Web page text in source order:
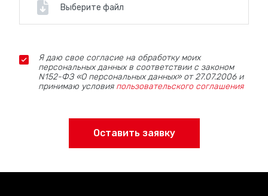
Выберите файл
Я даю свое согласие на обработку моих
персональных данных в соответствии с законом
N152-ФЗ «О персональных данных» от 27.07.2006 и
принимаю условия пользовательского соглашения
Оставить заявку